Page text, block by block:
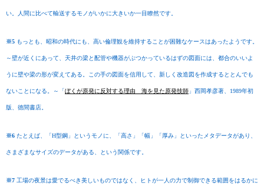
い。人間に比べて輸送するモノがいかに大きいか一目瞭然です。
※5 もっとも、昭和の時代にも、高い倫理観を維持することが困難なケースはあったようです。
～壁が近くにあって、天井の梁と配管や機器がぶつかっているはずの図面には、都合のいいよ
うに壁や梁の形が変えてある。この手の図面を信用して、新しく改造図を作成するととんでも
ないことになる。～「ぼくが原発に反対する理由 海を見た原発技師 」西岡孝彦著、1989年初
版、徳間書店。
※6 たとえば、「H型鋼」というモノに、「高さ」「幅」「厚み」といったメタデータがあり、
さまざまなサイズのデータがある、という関係です。
※7 工場の夜景は愛でるべき美しいものではなく、ヒトが一人の力で制御できる範囲をはるかに